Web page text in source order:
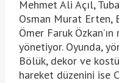
Mehmet Ali Açıl,
Osman Murat Erten,
Ömer Faruk
yönetiyor. Oyunda,
Bölük, dekor ve
hareket düzenini ise